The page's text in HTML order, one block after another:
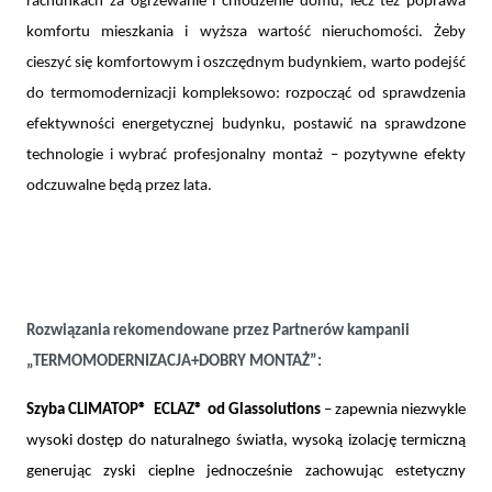
komfortu mieszkania i wyższa wartość nieruchomości. Żeby
cieszyć się komfortowym i oszczędnym budynkiem, warto podejść
do termomodernizacji kompleksowo: rozpocząć od sprawdzenia
efektywności energetycznej budynku, postawić na sprawdzone
technologie i wybrać profesjonalny montaż – pozytywne efekty
odczuwalne będą przez lata.
Rozwiązania rekomendowane przez Partnerów kampanii
„TERMOMODERNIZACJA+DOBRY MONTAŻ”:
Szyba CLIMATOP® ECLAZ® od Glassolutions– zapewnia niezwykle
wysoki dostęp do naturalnego światła, wysoką izolację termiczną
generując zyski cieplne jednocześnie zachowując estetyczny